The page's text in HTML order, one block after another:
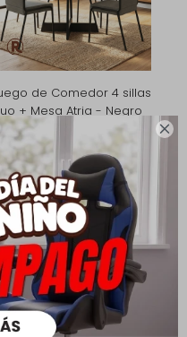

de Comedor 4 sillas
+ Mesa Atria - Negro
14.090
$ 9.863
$ 11.272